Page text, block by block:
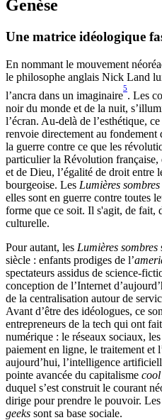
Genèse
Une matrice idéologique
En nommant le mouvement
le philosophe anglais Nick Land
l’ancra dans un imaginaire
5
. Les
noir du monde et de la nuit,
l’écran. Au-delà de l’esthétique,
renvoie directement au
la guerre contre ce que les
particulier la Révolution
et de Dieu, l’égalité de droit entre
bourgeoise. Les Lumières sombres
elles sont en guerre contre toutes
forme que ce soit. Il s'agit, de fait,
culturelle.
Pour autant, les Lumières sombres
siècle : enfants prodiges de l’
spectateurs assidus de science-
conception de l’Internet
de la centralisation autour de
Avant d’être des idéologues, ce
entrepreneurs de la tech qui ont
numérique : le réseaux sociaux,
paiement en ligne, le traitement et
aujourd’hui, l’intelligence
pointe avancée du capitalisme cool
duquel s’est construit le courant
dirige pour prendre le pouvoir.
geeks sont sa base sociale.